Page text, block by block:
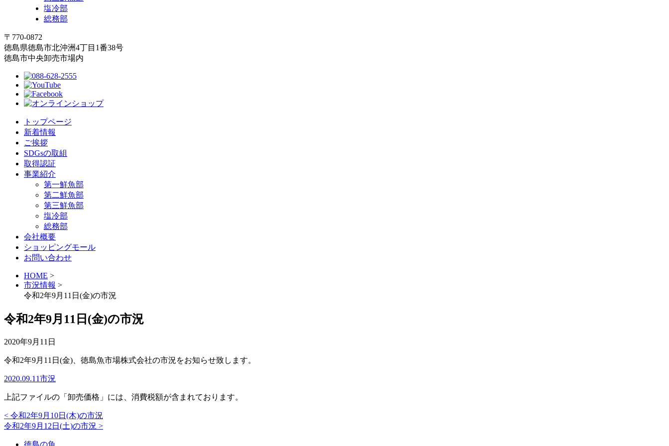
塩冷部
総務部
〒770-0872
徳島県徳島市北沖洲4丁目1番38号
徳島市中央卸売市場内
トップページ
新着情報
ご挨拶
SDGsの取組
取得認証
事業紹介
第一鮮魚部
第二鮮魚部
第三鮮魚部
塩冷部
総務部
会社概要
ショッピングモール
お問い合わせ
HOME >
市況情報 >
令和2年9月11日(金)の市況
令和2年9月11日(金)の市況
2020年9月11日
令和2年9月11日(金)、徳島魚市場株式会社の市況をお知らせ致します。
2020.09.11市況
上記ファイルの「卸売価格」には、消費税額が含まれております。
< 令和2年9月10日(木)の市況
令和2年9月12日(土)の市況 >
徳島の魚